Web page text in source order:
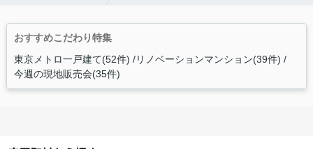
おすすめこだわり特集
東京メトロ一戸建て(52件) リノベーションマンション(39件)
今週の現地販売会(35件)